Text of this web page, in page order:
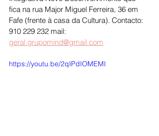
fica na rua Major Miguel Ferreira, 36 em
Fafe (frente à casa da Cultura). Contacto:
910 229 232 mail:
geral.grupomind@gmail.com
https://youtu.be/2qIPdIOMEMI